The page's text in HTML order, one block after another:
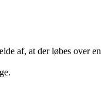
af, at der løbes over